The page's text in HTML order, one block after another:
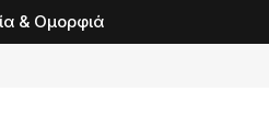
& Ομορφιά